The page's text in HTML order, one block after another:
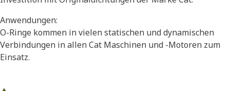
Anwendungen:
O-Ringe kommen in vielen statischen und dynamischen
Verbindungen in allen Cat Maschinen und -Motoren zum
Einsatz.